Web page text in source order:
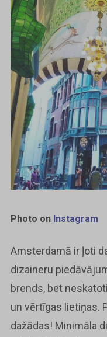
Photo on Instagram
Amsterdamā ir ļoti
dizaineru
brends, bet
un vērtīgas lietiņas.
dažādas! Minimāla